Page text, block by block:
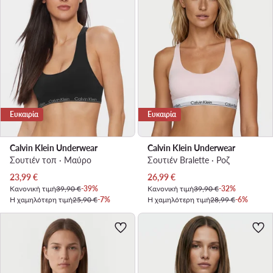
Ευκαιρία
Calvin Klein Underwear
Σουτιέν τοπ · Μαύρο
Τρέχουσα τιμή
23,99€
Κανονική τιμή39,90 €-39%
Η χαμηλότερη τιμή25,90 €-7%
Ευκαιρία
Calvin Klein Underwear
Σουτιέν Bralette · Ροζ
Τρέχουσα τιμή
26,99€
Κανονική τιμή39,90 €-32%
Η χαμηλότερη τιμή28,99 €-6%